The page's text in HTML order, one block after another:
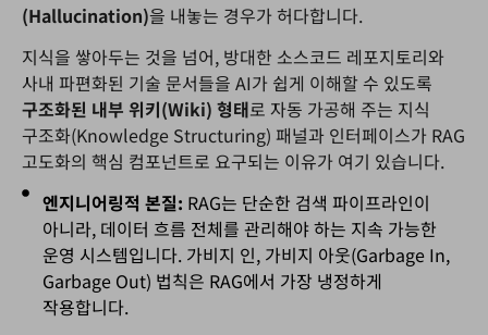
(Hallucination)을 내놓는 경우가 허다합니다.
지식을 쌓아두는 것을 넘어, 방대한 소스코드 레포지토리와
사내 파편화된 기술 문서들을 AI가 쉽게 이해할 수 있도록
구조화된 내부 위키(Wiki) 형태로 자동 가공해 주는 지식
구조화(Knowledge Structuring) 패널과 인터페이스가 RAG
고도화의 핵심 컴포넌트로 요구되는 이유가 여기 있습니다.
엔지니어링적 본질: RAG는 단순한 검색 파이프라인이
아니라, 데이터 흐름 전체를 관리해야 하는 지속 가능한
운영 시스템입니다. 가비지 인, 가비지 아웃(Garbage In,
Garbage Out) 법칙은 RAG에서 가장 냉정하게
작용합니다.